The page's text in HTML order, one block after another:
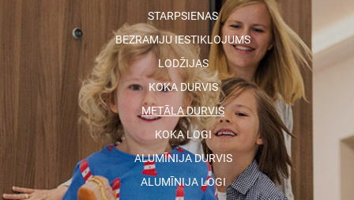
STARPSIENAS
BEZRAMJU IESTIKLOJUMS
LODŽIJAS
KOKA DURVIS
METĀLA DURVIS
KOKA LOGI
ALUMĪNIJA DURVIS
ALUMĪNIJA LOGI